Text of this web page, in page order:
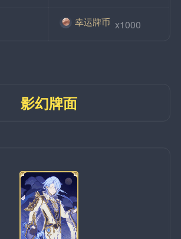
幸运牌币 x1000
影幻牌面